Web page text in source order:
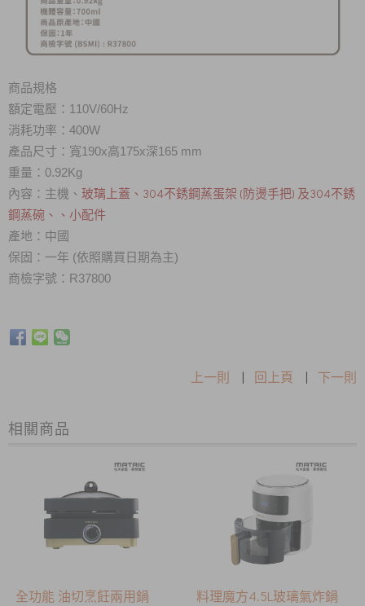
商品規格
額定電壓：110V/60Hz
消耗功率：400W
產品尺寸：寬190x高175x深165 mm
重量：0.92Kg
內容：主機、 玻璃上蓋、 304不銹鋼蒸蛋架 (防燙手把) 及304不銹
鋼蒸碗、、小配件
產地：中國
保固：一年 (依照購買日期為主)
商檢字號 ：R37800
上一則 | 回上頁 | 下一則
相關商品
全功能 油切烹飪兩用鍋
料理魔方4.5L玻璃氣炸鍋